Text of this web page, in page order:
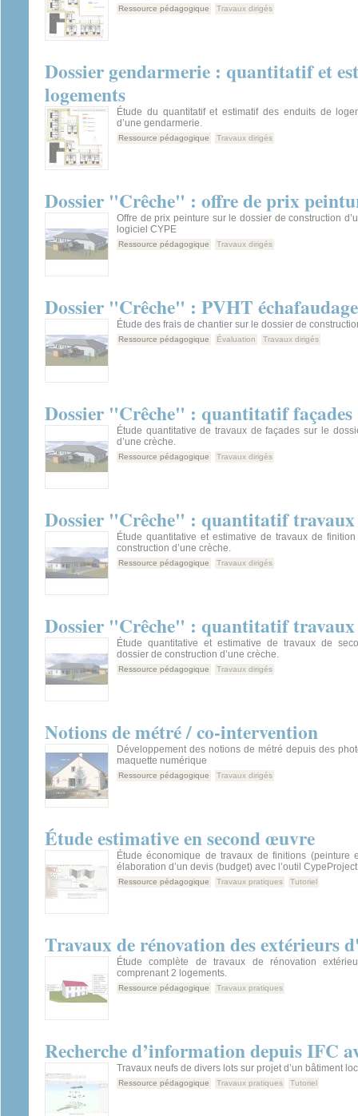
Ressource pédagogique Travaux dirigés
Dossier gendarmerie : quantitatif et
logements
Étude du quantitatif et estimatif des enduits de
d’une gendarmerie.
Ressource pédagogique Travaux dirigés
Dossier "Crêche" : offre de prix
Offre de prix peinture sur le dossier de construction
logiciel CYPE
Ressource pédagogique Travaux dirigés
Dossier "Crêche" : PVHT échafaudage
Étude des frais de chantier sur le dossier de
Ressource pédagogique Évaluation Travaux dirigés
Dossier "Crêche" : quantitatif façades
Étude quantitative de travaux de façades sur le
d’une crèche.
Ressource pédagogique Travaux dirigés
Dossier "Crêche" : quantitatif
Étude quantitative et estimative de travaux de
construction d’une crèche.
Ressource pédagogique Travaux dirigés
Dossier "Crêche" : quantitatif travaux
Étude quantitative et estimative de travaux de
dossier de construction d’une crèche.
Ressource pédagogique Travaux dirigés
Notions de métré / co-intervention
Développement des notions de métré depuis des
maquette numérique
Ressource pédagogique Travaux dirigés
Étude estimative en second œuvre
Étude économique de travaux de finitions (peinture
élaboration d’un devis (budget) avec l’outil
Ressource pédagogique Travaux pratiques Tutoriel
Travaux de rénovation des extérieurs
Étude complète de travaux de rénovation
comprenant 2 logements.
Ressource pédagogique Travaux pratiques
Recherche d’information depuis IFC
Travaux neufs de divers lots sur projet d’un bâtiment
Ressource pédagogique Travaux pratiques Tutoriel